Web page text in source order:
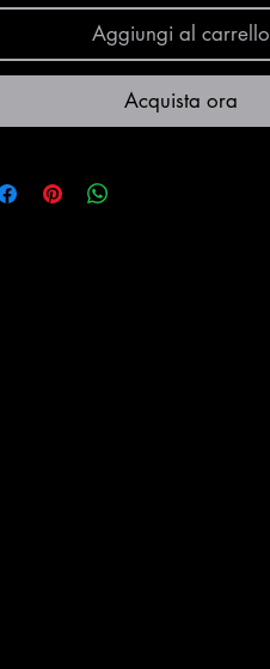
Aggiungi al carrello
Acquista ora